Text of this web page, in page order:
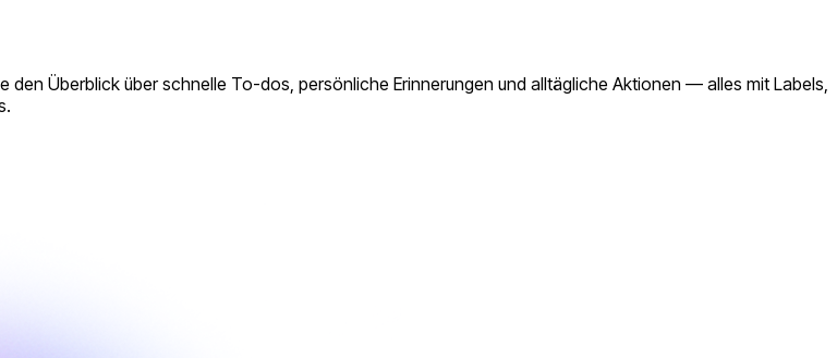
Überblick über schnelle To-dos, persönliche Erinnerungen und alltägliche Aktionen — alles mit Labels,